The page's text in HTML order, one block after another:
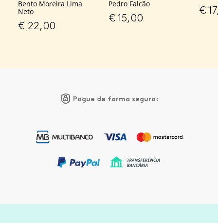
Bento Moreira Lima
Neto
€ 22,00
Pedro Falcão
€15,00
€
Pague de forma segura: